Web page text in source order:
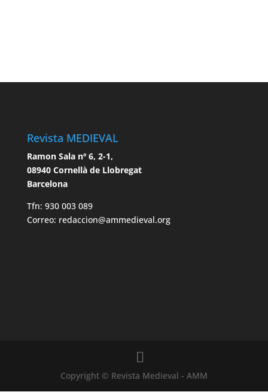
Revista MEDIEVAL
Ramon Sala nº 6, 2-1,
08940 Cornellà de Llobregat
Barcelona
Tfn: 930 003 089
Correo: redaccion@ammedieval.org
Copyright © Revista Medieval - AMM